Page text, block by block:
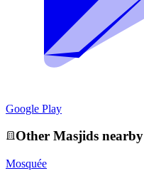
Google Play
Other Masjids nearby
Mosquée